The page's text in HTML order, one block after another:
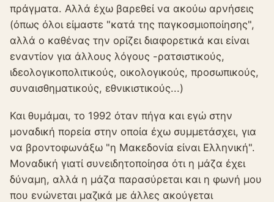
πράγματα. Αλλά έχω βαρεθεί να ακούω αρνήσεις
(όπως όλοι είμαστε "κατά της παγκοσμιοποίησης",
αλλά ο καθένας την ορίζει διαφορετικά και είναι
εναντίον για άλλους λόγους -ρατσιστικούς,
ιδεολογικοπολιτικούς, οικολογικούς, προσωπικούς,
συναισθηματικούς, εθνικιστικούς...)
Και θυμάμαι, το 1992 όταν πήγα και εγώ στην
μοναδική πορεία στην οποία έχω συμμετάσχει, για
να βροντοφωνάξω "η Μακεδονία είναι Ελληνική".
Μοναδική γιατί συνειδητοποίησα ότι η μάζα έχει
δύναμη, αλλά η μάζα παρασύρεται και η φωνή μου
που ενώνεται μαζικά με άλλες ακούγεται